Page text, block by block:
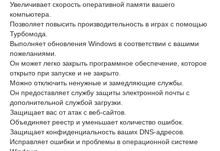
Увеличивает скорость оперативной памяти вашего
компьютера.
Позволяет повысить производительность в играх с помощью
Турбомода.
Выполняет обновления Windows в соответствии с вашими
пожеланиями.
Он может легко закрыть программное обеспечение, которое
открыто при запуске и не закрыто.
Можно отключить ненужные и замедляющие службы.
Он предоставляет службу защиты электронной почты с
дополнительной службой загрузки.
Защищает вас от атак с веб-сайтов.
Объединяет реестр и уменьшает количество ошибок.
Защищает конфиденциальность ваших DNS-адресов.
Исправляет ошибки и проблемы в операционной системе